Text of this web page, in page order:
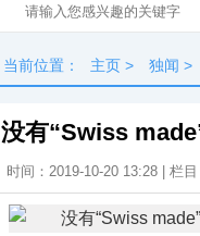
当前位置： 主页 > 独闻 >
没有“Swiss
时间：2019-10-20 13:28 | 栏目